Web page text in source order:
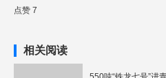
点赞 7
相关阅读